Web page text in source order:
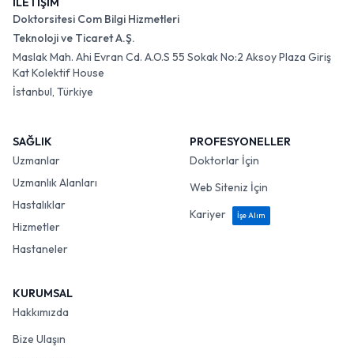
Doktorsitesi Com Bilgi Hizmetleri
Teknoloji ve Ticaret A.Ş.
Maslak Mah. Ahi Evran Cd. A.O.S 55 Sokak No:2 Aksoy Plaza Giriş
Kat Kolektif House
İstanbul, Türkiye
SAĞLIK
Uzmanlar
Uzmanlık Alanları
Hastalıklar
Hizmetler
Hastaneler
PROFESYONELLER
Doktorlar İçin
Web Siteniz İçin
Kariyer
İşe Alım
KURUMSAL
Hakkımızda
Bize Ulaşın